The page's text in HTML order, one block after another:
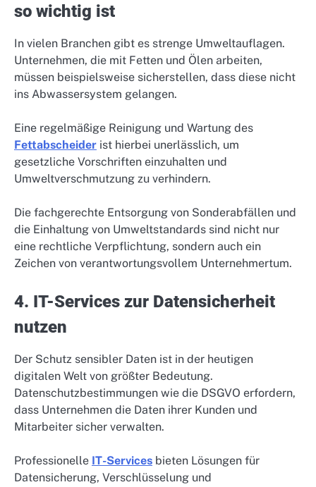
so wichtig ist
In vielen Branchen gibt es strenge Umweltauflagen.
Unternehmen, die mit Fetten und Ölen arbeiten,
müssen beispielsweise sicherstellen, dass diese nicht
ins Abwassersystem gelangen.
Eine regelmäßige Reinigung und Wartung des
Fettabscheider ist hierbei unerlässlich, um
gesetzliche Vorschriften einzuhalten und
Umweltverschmutzung zu verhindern.
Die fachgerechte Entsorgung von Sonderabfällen und
die Einhaltung von Umweltstandards sind nicht nur
eine rechtliche Verpflichtung, sondern auch ein
Zeichen von verantwortungsvollem Unternehmertum.
4. IT-Services zur Datensicherheit
nutzen
Der Schutz sensibler Daten ist in der heutigen
digitalen Welt von größter Bedeutung.
Datenschutzbestimmungen wie die DSGVO erfordern,
dass Unternehmen die Daten ihrer Kunden und
Mitarbeiter sicher verwalten.
Professionelle IT-Services bieten Lösungen für
Datensicherung, Verschlüsselung und